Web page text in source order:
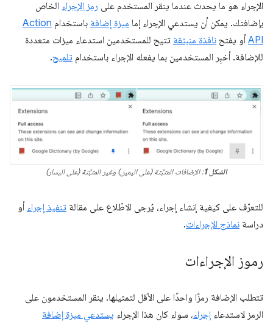
الإجراء هو ما يحدث عندما ينقر المستخدم على رمز الإجراء الخاص
بإضافتك. يمكن أن يستدعي الإجراء إما ميزة إضافة باستخدام Action
API أو يفتح نافذة منبثقة تتيح للمستخدمين استدعاء ميزات متعددة
للإضافة. أخبِر المستخدمين بما يفعله الإجراء باستخدام تلميح.
الشكل 1 : الإضافات المثبَّتة (على اليمين) وغير المثبَّتة (على اليسار)
للتعرّف على كيفية إنشاء إجراء، يُرجى الاطّلاع على مقالة تنفيذ إجراء أو
دراسة نماذج الإجراءات.
رموز الإجراءات
تتطلب الإضافة رمزًا واحدًا على الأقل لتمثيلها. ينقر المستخدمون على
الرمز لاستدعاء إجراء، سواء كان هذا الإجراء يستدعي ميزة إضافة